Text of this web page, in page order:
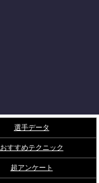
選手データ
おすすめテクニック
超アンケート